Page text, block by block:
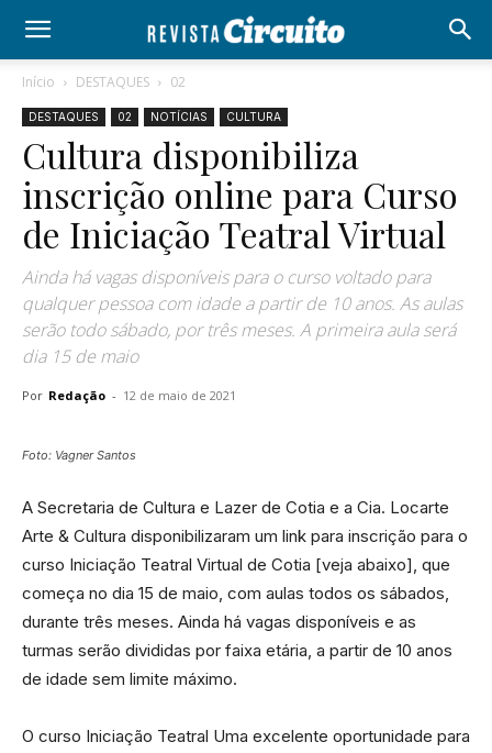
Início DESTAQUES 02
DESTAQUES 02 NOTÍCIAS CULTURA
Cultura disponibiliza
inscrição online para Curso
de Iniciação Teatral Virtual
Ainda há vagas disponíveis para o curso voltado para
qualquer pessoa com idade a partir de 10 anos. As aulas
serão todo sábado, por três meses. A primeira aula será
dia 15 de maio
Por Redação - 12 de maio de 2021
Foto: Vagner Santos
A Secretaria de Cultura e Lazer de Cotia e a Cia. Locarte
Arte & Cultura disponibilizaram um link para inscrição para o
curso Iniciação Teatral Virtual de Cotia [veja abaixo], que
começa no dia 15 de maio, com aulas todos os sábados,
durante três meses. Ainda há vagas disponíveis e as
turmas serão divididas por faixa etária, a partir de 10 anos
de idade sem limite máximo.
O curso Iniciação Teatral Uma excelente oportunidade para